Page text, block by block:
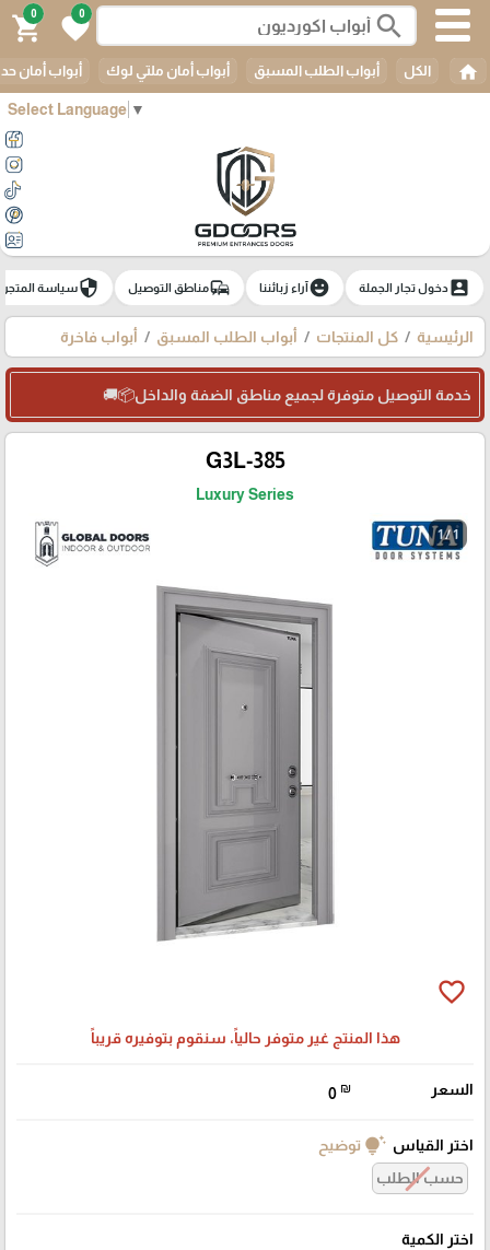
Select Language ▼
search
0
favorite
0
shopping_cart
home الكل أبواب الطلب المسبق أبواب أمان ملتي لوك أبواب أمان
account_boxدخول تجار الجملة emoji_emotionsآراء زبائننا commuteمناطق التوصيل securityسياسة المتجر
الرئيسية كل المنتجات أبواب الطلب المسبق أبواب فاخرة
خدمة التوصيل متوفرة لجميع مناطق الضفة والداخل📦🚚
G3L-385
Luxury Series
1 / 1
favorite_border
هذا المنتج غير متوفر حالياً، سنقوم بتوفيره قريباً
السعر 0 ₪
اختر القياس tips_and_updates توضيح
حسب الطلب
اختر الكمية